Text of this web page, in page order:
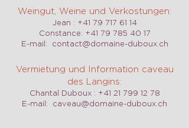
Weingut, Weine und Verkostungen:
Jean : +41 79 717 61 14
Constance: +41 79 785 40 17
E-mail:
contact@domaine-duboux.ch
Vermietung und Information caveau
des Langins:
Chantal Duboux : +41 21 799 12 78
E-mail: caveau@domaine-duboux.ch